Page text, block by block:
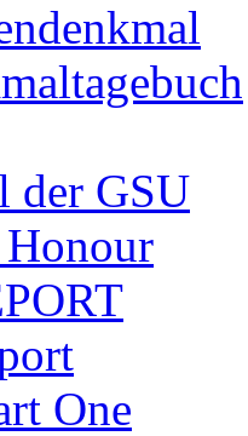
der GSU
One